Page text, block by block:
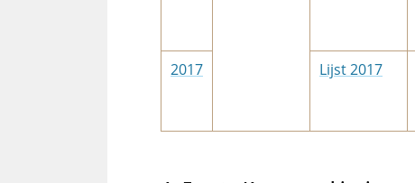
2017
Lijst 2017